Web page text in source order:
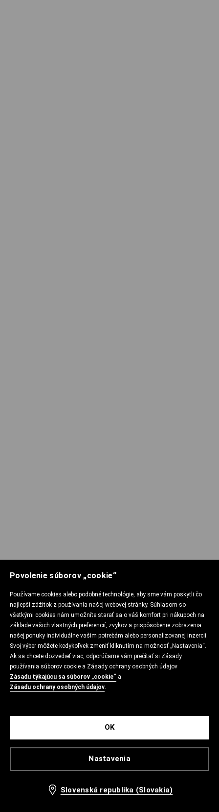
Povolenie súborov „cookie“
Používame cookies alebo podobné technológie, aby sme vám poskytli čo
najlepší zážitok z používania našej webovej stránky. Súhlasom so
všetkými cookies nám umožníte starať sa o váš komfort pri nákupoch na
základe vašich vlastných preferencií, zvykov a prispôsobenie zobrazenia
našej ponuky individuálne vašim potrebám alebo personalizovanej inzercii.
Svoj výber môžete kedykoľvek zmeniť kliknutím na možnosť „Nastavenia“.
Ak sa chcete dozvedieť viac, odporúčame vám prečítať si Zásady
používania súborov cookie a Zásady ochrany osobných údajov
Zásadu týkajúcu sa súborov „cookie“ a
Zásadu ochrany osobných údajov.
Nastavenia
OK
Slovenská republika (Slovakia)